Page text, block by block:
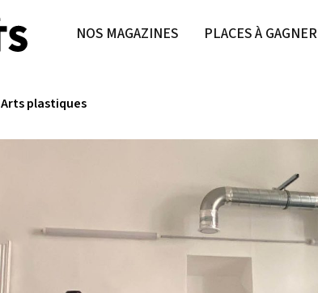
NOS MAGAZINES PLACES À GAGNER
Arts plastiques